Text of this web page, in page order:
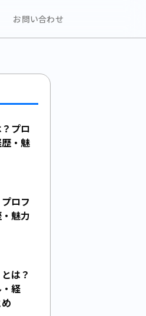
お問い合わせ
プロ
・魅
ロフ
魅力
は？
経